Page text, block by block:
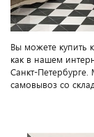
Вы можете купить
как в нашем
Санкт-
самовывоз со